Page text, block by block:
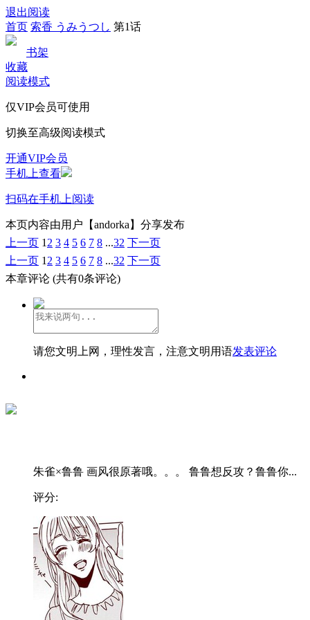
退出阅读
首页 索香 うみうつし 第1话
书架
收藏
阅读模式
仅VIP会员可使用
切换至高级阅读模式
开通VIP会员
手机上查看
扫码在手机上阅读
本页内容由用户【andorka】分享发布
上一页 1 2 3 4 5 6 7 8 ...32 下一页
上一页 1 2 3 4 5 6 7 8 ...32 下一页
本章评论 (共有0条评论)
请您文明上网，理性发言，注意文明用语发表评论
朱雀×鲁鲁 画风很原著哦。。。 鲁鲁想反攻？鲁鲁你...
评分: